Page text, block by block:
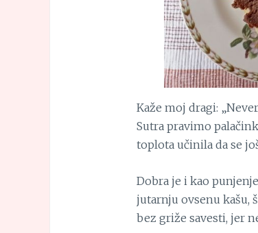
Kaže moj dragi:
Sutra pravimo
toplota učinila da se
Dobra je i kao
jutarnju ovsenu kašu,
bez griže savesti, jer